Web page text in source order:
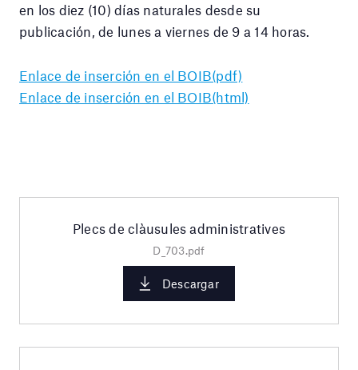
en los diez (10) días naturales desde su
publicación, de lunes a viernes de 9 a 14 horas.
Enlace de inserción en el BOIB(pdf)
Enlace de inserción en el BOIB(html)
Plecs de clàusules administratives
D_703.pdf
Descargar